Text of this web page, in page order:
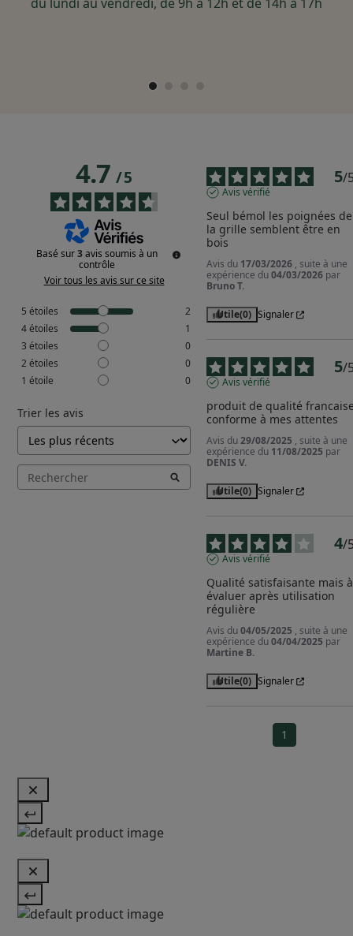
du lundi au vendredi, de 9h à 12h et de 14h à 17h
4.7/5
Basé sur3avis soumis à un
contrôle
Voir tous les avis sur ce site
5 étoiles
2
4étoiles
1
3 étoiles
0
2 étoiles
0
1 étoile 0
Trier les avis
5/
Avis vérifié
Seul bémol les poignées de
la grille semblent être en
bois
Avis du 17/03/2026 , suite à une
expérience du04/03/2026 par
Bruno T.
Utile(0) Signaler
5/
Avis vérifié
produit de qualité
conforme à mes attentes
Avis du29/08/2025 , suite à une
expérience du 11/08/2025 par
DENIS V.
Utile(0) Signaler
4/
Avis vérifié
Qualité satisfaisante mais à
évaluer après utilisation
régulière
Avis du04/05/2025 , suite à une
expérience du04/04/2025 par
Martine B.
Utile(0) Signaler
1